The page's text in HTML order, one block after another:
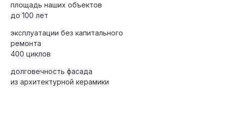
Элитные «Здоровые дома»
Дома Бизнес-класса
площадь наших объектов
до 100 лет
эксплуатации без капитального
ремонта
400 циклов
долговечность фасада
из архитектурной керамики